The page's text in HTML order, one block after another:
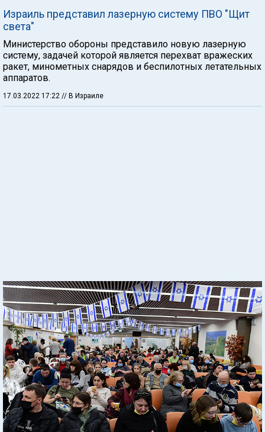
Израиль представил лазерную систему ПВО "Щит
света"
Министерство обороны представило новую лазерную
систему, задачей которой является перехват вражеских
ракет, минометных снарядов и беспилотных летательных
аппаратов.
17.03.2022 17:22 // В Израиле